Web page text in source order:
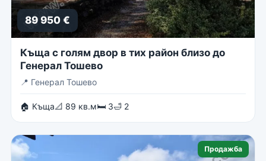
89 950 €
Къща с голям двор в тих район близо до
Генерал Тошево
📍 Генерал Тошево
🏠 Къща📐 89 кв.м🛏 3🛁 2
Продажба